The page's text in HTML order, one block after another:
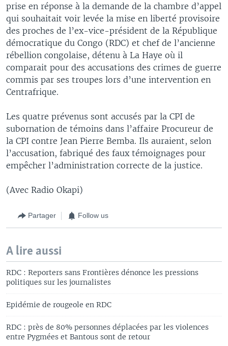
prise en réponse à la demande de la chambre d’appel
qui souhaitait voir levée la mise en liberté provisoire
des proches de l’ex-vice-président de la République
démocratique du Congo (RDC) et chef de l’ancienne
rébellion congolaise, détenu à La Haye où il
comparait pour des accusations des crimes de guerre
commis par ses troupes lors d’une intervention en
Centrafrique.
Les quatre prévenus sont accusés par la CPI de
subornation de témoins dans l’affaire Procureur de
la CPI contre Jean Pierre Bemba. Ils auraient, selon
l’accusation, fabriqué des faux témoignages pour
empêcher l’administration correcte de la justice.
(Avec Radio Okapi)
Partager Follow us
A lire aussi
RDC : Reporters sans Frontières dénonce les pressions
politiques sur les journalistes
Epidémie de rougeole en RDC
RDC : près de 80% personnes déplacées par les violences
entre Pygmées et Bantous sont de retour